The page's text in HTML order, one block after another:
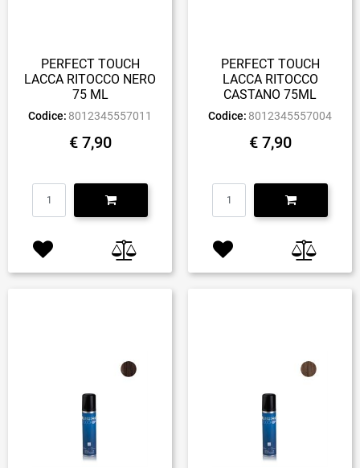
PERFECT TOUCH
LACCA RITOCCO NERO
75 ML
Codice: 8012345557011
€ 7,90
Quantità
PERFECT TOUCH
LACCA RITOCCO
CASTANO 75ML
Codice: 8012345557004
€ 7,90
Quantità